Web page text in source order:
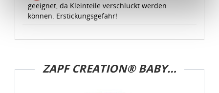
Kommission erfasst wird, und daher kein angemessenes
Schutzniveau für personenbezogene Daten bietet. Durch
Verbindung mit zusätzlichen Maßnahmen zur Sicherung
dass die Datenschutzvorgaben der EU auch bei der
geeignet, da Kleinteile verschluckt werden
können. Erstickungsgefahr!
ZAPF CREATION® BABY ANNABELL®